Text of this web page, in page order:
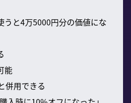
うと4万5000円分の価値にな
能
併用できる